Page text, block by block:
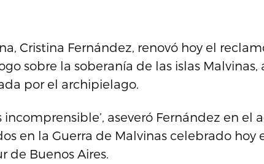
Cristina Fernández, renovó hoy el
sobre la soberanía de las islas Malvinas,
por el archipielago.
incomprensible’, aseveró Fernández en el
en la Guerra de Malvinas celebrado hoy
de Buenos Aires.